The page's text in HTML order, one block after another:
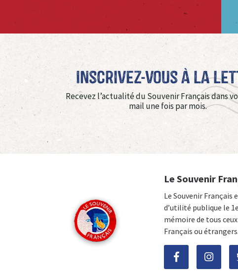
Inscrivez-vous à La
Recevez l’actualité du Souvenir Français dans
mail une fois par mois.
Le Souvenir
Le Souvenir Français
d’utilité publique le
mémoire de tous
Français ou étrangers.